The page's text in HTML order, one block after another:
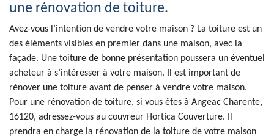
une rénovation de toiture.
Avez-vous l’intention de vendre votre maison ? La toiture est un
des éléments visibles en premier dans une maison, avec la
façade. Une toiture de bonne présentation poussera un éventuel
acheteur à s’intéresser à votre maison. Il est important de
rénover une toiture avant de penser à vendre votre maison.
Pour une rénovation de toiture, si vous êtes à Angeac Charente,
16120, adressez-vous au couvreur Hortica Couverture. Il
prendra en charge la rénovation de la toiture de votre maison